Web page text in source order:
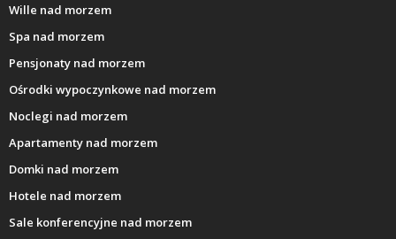
Wille nad morzem
Spa nad morzem
Pensjonaty nad morzem
Ośrodki wypoczynkowe nad morzem
Noclegi nad morzem
Apartamenty nad morzem
Domki nad morzem
Hotele nad morzem
Sale konferencyjne nad morzem